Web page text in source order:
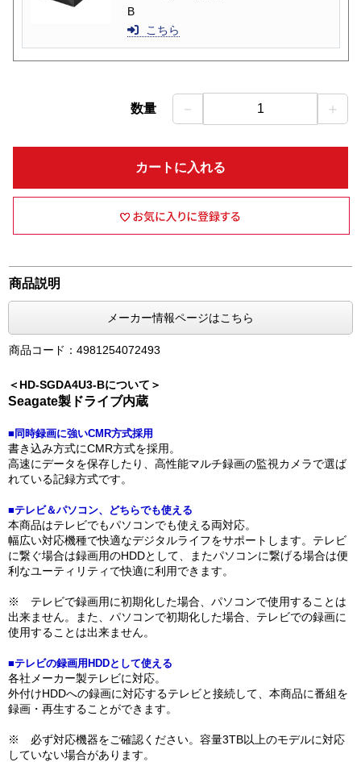
B
こちら
数量 － 1 ＋
カートに入れる
商品説明
メーカー情報ページはこちら
商品コード：4981254072493
＜HD-SGDA4U3-Bについて＞
Seagate製ドライブ内蔵
■同時録画に強いCMR方式採用
書き込み方式にCMR方式を採用。
高速にデータを保存したり、高性能マルチ録画の監視カメラで選ば
れている記録方式です。
■テレビ＆パソコン、どちらでも使える
本商品はテレビでもパソコンでも使える両対応。
幅広い対応機種で快適なデジタルライフをサポートします。テレビ
に繋ぐ場合は録画用のHDDとして、またパソコンに繋げる場合は便
利なユーティリティで快適に利用できます。
※ テレビで録画用に初期化した場合、パソコンで使用することは
出来ません。また、パソコンで初期化した場合、テレビでの録画に
使用することは出来ません。
■テレビの録画用HDDとして使える
各社メーカー製テレビに対応。
外付けHDDへの録画に対応するテレビと接続して、本商品に番組を
録画・再生することができます。
※ 必ず対応機器をご確認ください。容量3TB以上のモデルに対応
していない場合があります。